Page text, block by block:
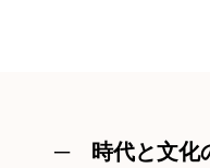
─ 時代と文化